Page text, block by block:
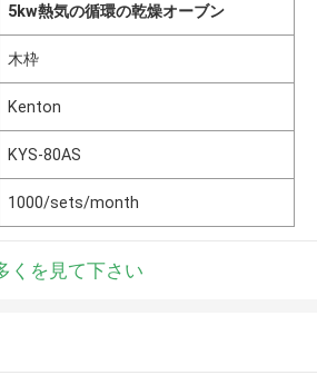
5kw熱気の循環の乾燥オーブン
木枠
Kenton
KYS-80AS
1000/sets/month
くを見て下さい